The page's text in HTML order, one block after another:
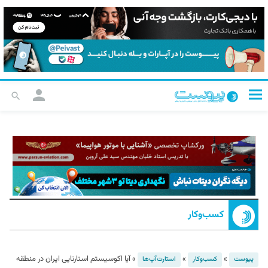
کسب‌و‌کار
پیوست » کسب‌و‌کار » استارت‌آپ‌ها »آیا اکوسیستم استارتاپی ایران در منطقه